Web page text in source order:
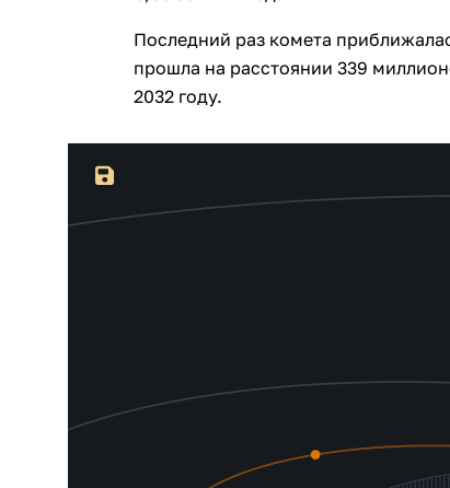
Последний раз комета
прошла на расстоянии 339
2032 году.